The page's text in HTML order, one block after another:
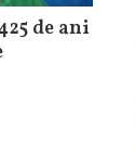
de ani